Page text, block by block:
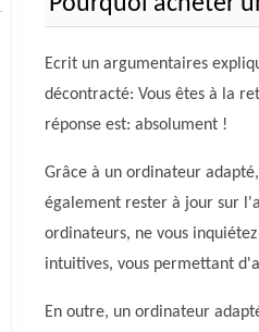
Ecrit un argumentaires
décontracté: Vous êtes à la
réponse est: absolument !
Grâce à un ordinateur
également rester à jour sur
ordinateurs, ne vous
intuitives, vous permettant
En outre, un ordinateur